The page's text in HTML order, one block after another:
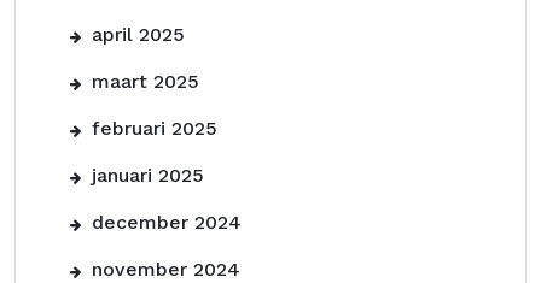
april 2025
maart 2025
februari 2025
januari 2025
december 2024
november 2024